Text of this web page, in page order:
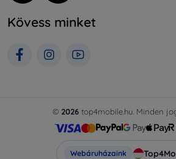
Kövess minket
© 2026 top4mobile.hu. Minden
Webáruházaink